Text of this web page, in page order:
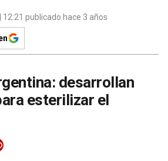
publicado hace 3 años
desarrollan
esterilizar el